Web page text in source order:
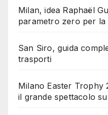
Milan, idea Raphaël
parametro zero per la
San Siro, guida
trasporti
Milano Easter Trophy
il grande spettacolo